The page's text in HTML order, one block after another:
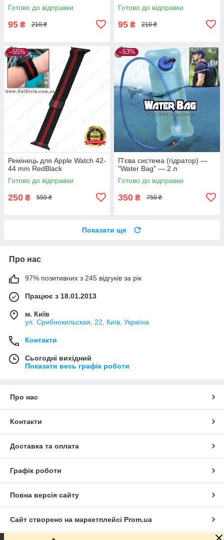
Готово до відправки
95 ₴ 210 ₴
Готово до відправки
95 ₴ 210 ₴
–55%
Ремінець для Apple Watch 42-
44 mm RedBlack
Готово до відправки
250 ₴ 550 ₴
–53%
П'єва система (гідратор) —
"Water Bag" — 2 л
Готово до відправки
350 ₴ 750 ₴
Показати ще
Про нас
97% позитивних з 245 відгуків за рік
Працює з 18.01.2013
м. Київ
ул. Срибнокильская, 22, Київ, Україна
Контакти
Сьогодні вихідний
Показати весь графік роботи
Про нас
Контакти
Доставка та оплата
Графік роботи
Повна версія сайту
Сайт створено на маркетплейсі Prom.ua